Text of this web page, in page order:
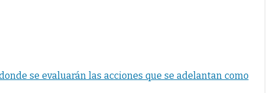
se evaluarán las acciones que se adelantan como